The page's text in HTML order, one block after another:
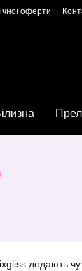
оферти
додають